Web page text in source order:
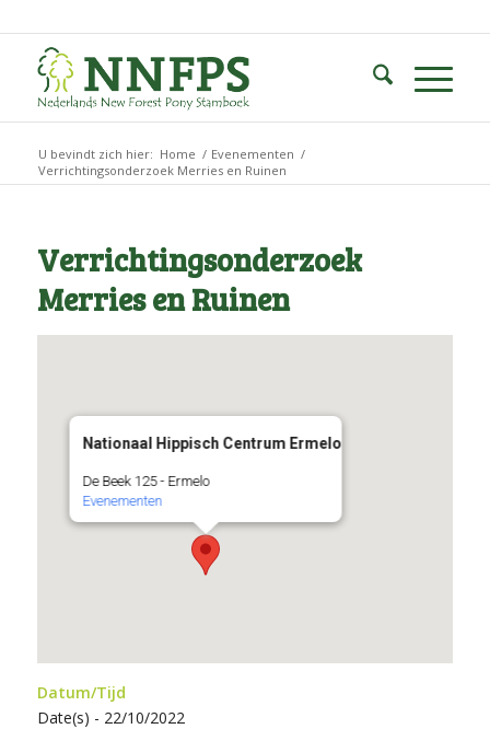
U bevindt zich hier: Home / Evenementen /
Verrichtingsonderzoek Merries en Ruinen
Verrichtingsonderzoek
Merries en Ruinen
Nationaal Hippisch Centrum Ermelo
De Beek 125 - Ermelo
Evenementen
Datum/Tijd
Date(s) - 22/10/2022